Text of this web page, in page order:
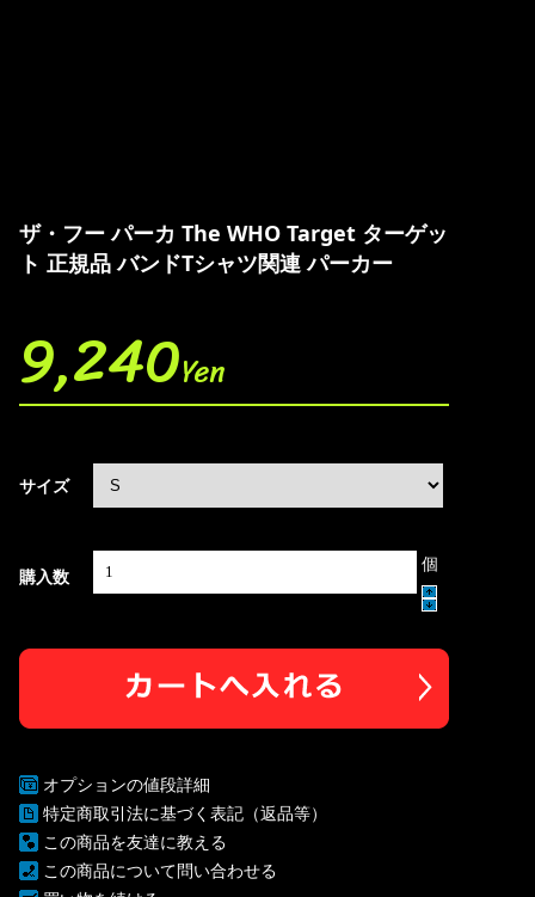
ザ・フー パーカ The WHO Target ターゲッ
ト 正規品 バンドTシャツ関連 パーカー
9,240Yen
サイズ
購入数
個
オプションの値段詳細
特定商取引法に基づく表記（返品等）
この商品を友達に教える
この商品について問い合わせる